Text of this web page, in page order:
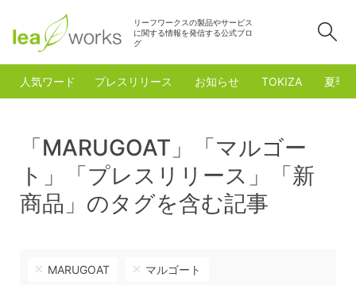
リーフワークスの製品やサービス
に関する情報を発信する公式ブロ
グ
人気ワード プレスリリース お知らせ TOKIZA 夏季
「MARUGOAT」「マルゴー
ト」「プレスリリース」「新
商品」のタグを含む記事
MARUGOAT マルゴート